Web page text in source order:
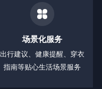
场景化服务
出行建议、健康提醒、穿衣
指南等贴心生活场景服务